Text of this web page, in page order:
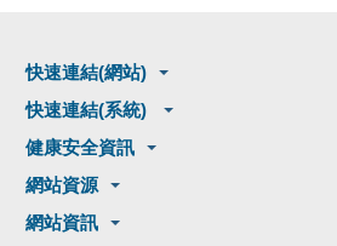
快速連結(網站)
快速連結(系統)
健康安全資訊
網站資源
網站資訊